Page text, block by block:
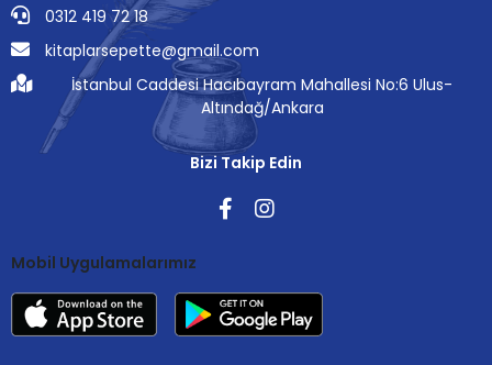
0312 419 72 18
kitaplarsepette@gmail.com
İstanbul Caddesi Hacıbayram Mahallesi No:6 Ulus-
Altındağ/Ankara
Bizi Takip Edin
Mobil Uygulamalarımız